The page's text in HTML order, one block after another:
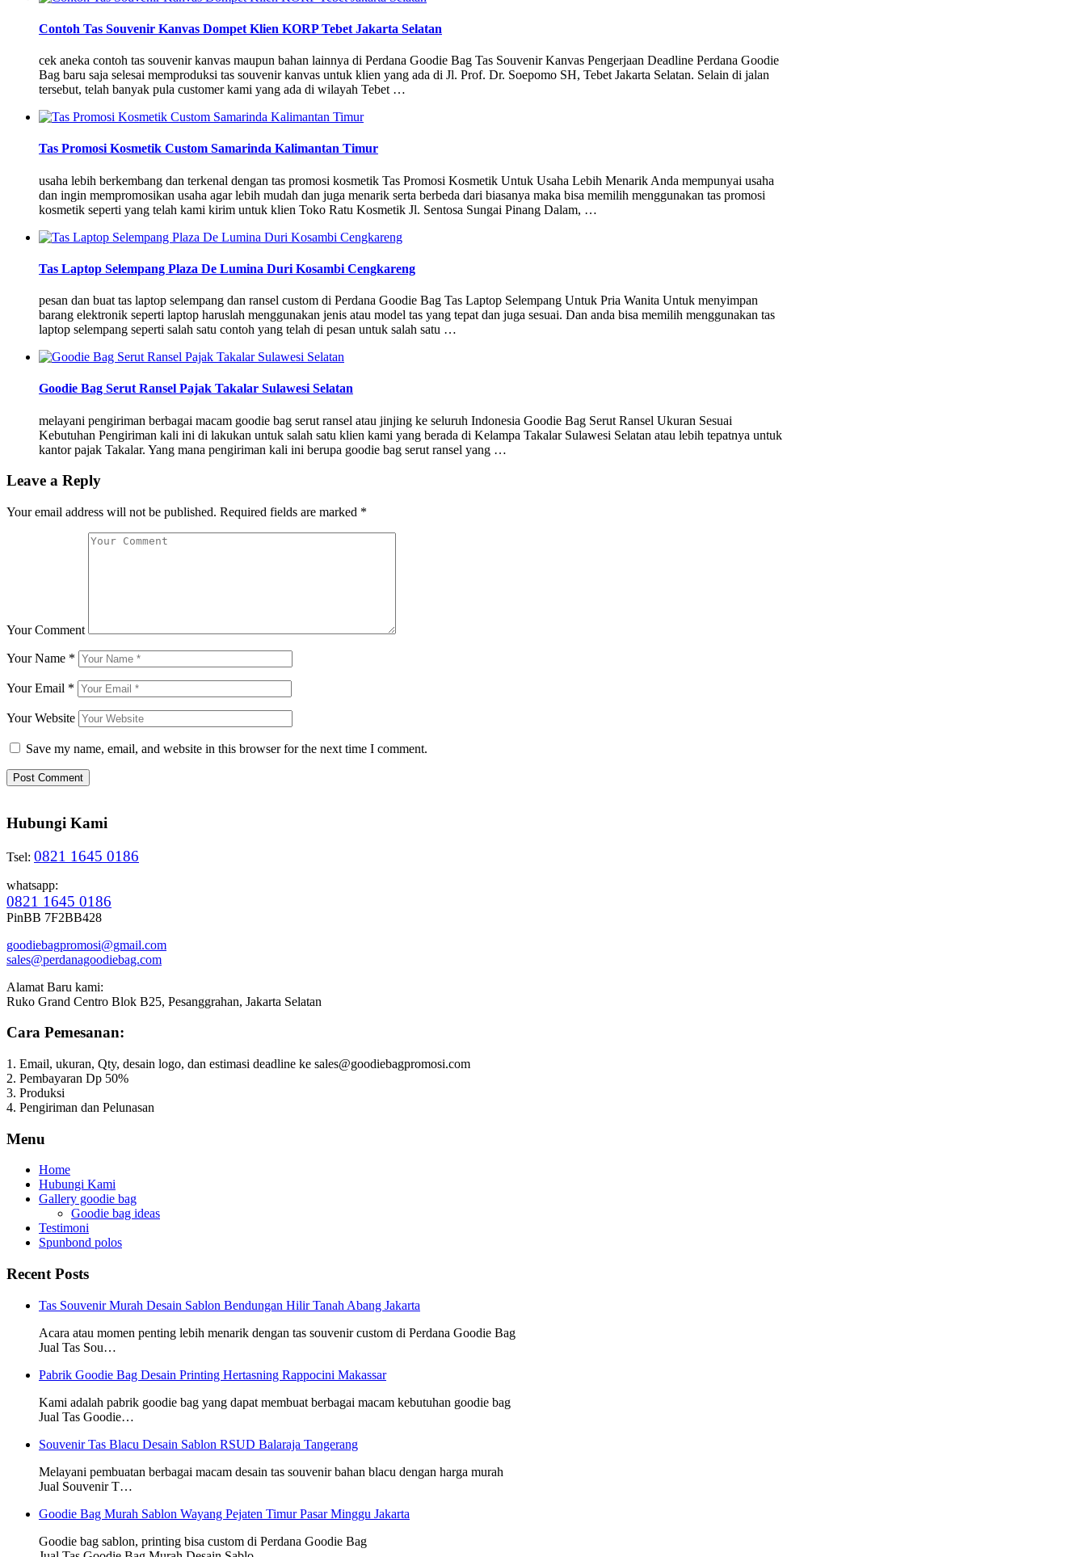
Contoh Tas Souvenir Kanvas Dompet Klien KORP Tebet Jakarta Selatan
cek aneka contoh tas souvenir kanvas maupun bahan lainnya di Perdana Goodie Bag Tas Souvenir Kanvas Pengerjaan Deadline Perdana Goodie
Bag baru saja selesai memproduksi tas souvenir kanvas untuk klien yang ada di Jl. Prof. Dr. Soepomo SH, Tebet Jakarta Selatan. Selain di jalan
tersebut, telah banyak pula customer kami yang ada di wilayah Tebet …
Tas Promosi Kosmetik Custom Samarinda Kalimantan Timur
usaha lebih berkembang dan terkenal dengan tas promosi kosmetik Tas Promosi Kosmetik Untuk Usaha Lebih Menarik Anda mempunyai usaha
dan ingin mempromosikan usaha agar lebih mudah dan juga menarik serta berbeda dari biasanya maka bisa memilih menggunakan tas promosi
kosmetik seperti yang telah kami kirim untuk klien Toko Ratu Kosmetik Jl. Sentosa Sungai Pinang Dalam, …
Tas Laptop Selempang Plaza De Lumina Duri Kosambi Cengkareng
pesan dan buat tas laptop selempang dan ransel custom di Perdana Goodie Bag Tas Laptop Selempang Untuk Pria Wanita Untuk menyimpan
barang elektronik seperti laptop haruslah menggunakan jenis atau model tas yang tepat dan juga sesuai. Dan anda bisa memilih menggunakan tas
laptop selempang seperti salah satu contoh yang telah di pesan untuk salah satu …
Goodie Bag Serut Ransel Pajak Takalar Sulawesi Selatan
melayani pengiriman berbagai macam goodie bag serut ransel atau jinjing ke seluruh Indonesia Goodie Bag Serut Ransel Ukuran Sesuai
Kebutuhan Pengiriman kali ini di lakukan untuk salah satu klien kami yang berada di Kelampa Takalar Sulawesi Selatan atau lebih tepatnya untuk
kantor pajak Takalar. Yang mana pengiriman kali ini berupa goodie bag serut ransel yang …
Leave a Reply
Your email address will not be published. Required fields are marked *
Your Comment
Your Name *
Your Email *
Your Website
Save my name, email, and website in this browser for the next time I comment.
Hubungi Kami
Tsel: 0821 1645 0186
whatsapp:
0821 1645 0186
PinBB 7F2BB428
goodiebagpromosi@gmail.com
sales@perdanagoodiebag.com
Alamat Baru kami:
Ruko Grand Centro Blok B25, Pesanggrahan, Jakarta Selatan
Cara Pemesanan:
1. Email, ukuran, Qty, desain logo, dan estimasi deadline ke sales@goodiebagpromosi.com
2. Pembayaran Dp 50%
3. Produksi
4. Pengiriman dan Pelunasan
Menu
Home
Hubungi Kami
Gallery goodie bag
Goodie bag ideas
Testimoni
Spunbond polos
Recent Posts
Tas Souvenir Murah Desain Sablon Bendungan Hilir Tanah Abang Jakarta
Acara atau momen penting lebih menarik dengan tas souvenir custom di Perdana Goodie Bag
Jual Tas Sou…
Pabrik Goodie Bag Desain Printing Hertasning Rappocini Makassar
Kami adalah pabrik goodie bag yang dapat membuat berbagai macam kebutuhan goodie bag
Jual Tas Goodie…
Souvenir Tas Blacu Desain Sablon RSUD Balaraja Tangerang
Melayani pembuatan berbagai macam desain tas souvenir bahan blacu dengan harga murah
Jual Souvenir T…
Goodie Bag Murah Sablon Wayang Pejaten Timur Pasar Minggu Jakarta
Goodie bag sablon, printing bisa custom di Perdana Goodie Bag